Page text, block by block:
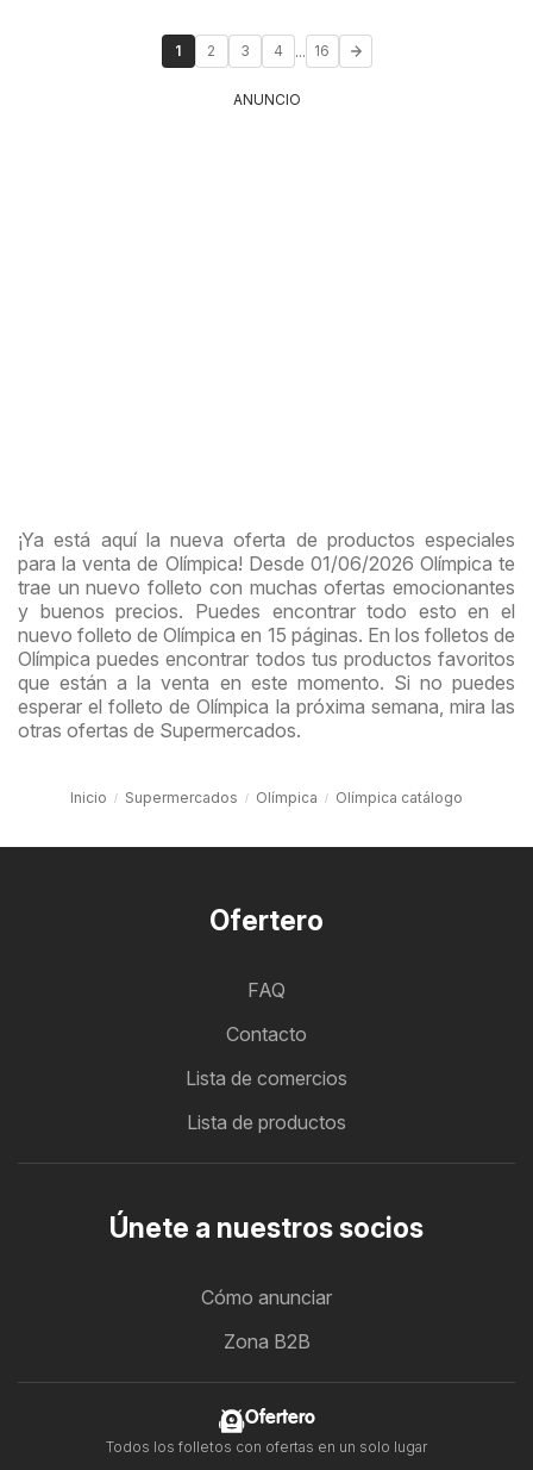
1 2 3 4 ... 16
ANUNCIO
¡Ya está aquí la nueva oferta de productos especiales
para la venta de Olímpica! Desde 01/06/2026 Olímpica te
trae un nuevo folleto con muchas ofertas emocionantes
y buenos precios. Puedes encontrar todo esto en el
nuevo folleto de Olímpica en 15 páginas. En los folletos de
Olímpica puedes encontrar todos tus productos favoritos
que están a la venta en este momento. Si no puedes
esperar el folleto de Olímpica la próxima semana, mira las
otras ofertas de Supermercados.
Inicio Supermercados Olímpica Olímpica catálogo
Ofertero
FAQ
Contacto
Lista de comercios
Lista de productos
Únete a nuestros socios
Cómo anunciar
Zona B2B
Ofertero
Todos los folletos con ofertas en un solo lugar